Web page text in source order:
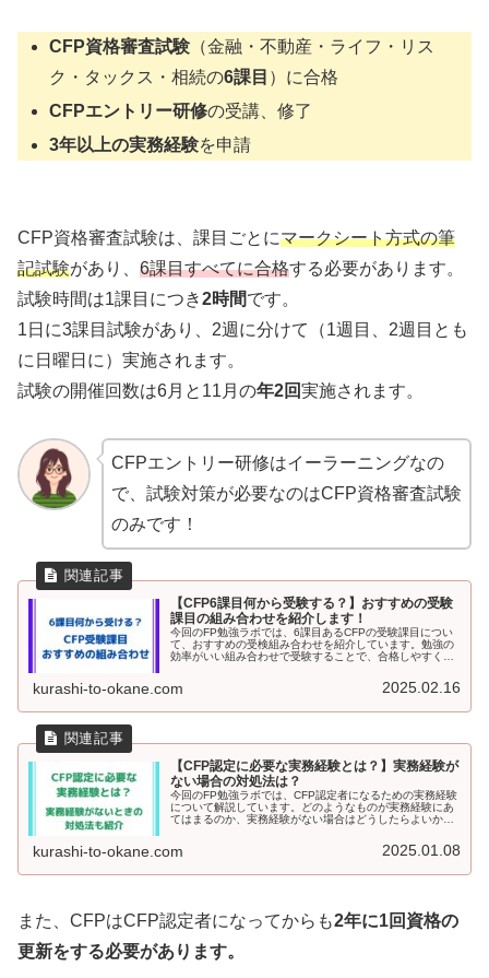
CFP資格審査試験 （金融・不動産・ライフ・リス
ク・タックス・相続の6課目 ）に合格
CFPエントリー研修の受講、修了
3年以上の実務経験を申請
CFP資格審査試験は、課目ごとにマークシート方式の筆
記試験があり、 6課目すべてに合格する必要があります。
試験時間は1課目につき2時間です。
1日に3課目試験があり、2週に分けて（1週目、2週目とも
に日曜日に）実施されます。
試験の開催回数は6月と11月の年2回実施されます。
CFPエントリー研修はイーラーニングなの
で、試験対策が必要なのはCFP資格審査試験
のみです！
【CFP6課目何から受験する？】おすすめの受験
課目の組み合わせを紹介します！
今回のFP勉強ラボでは、6課目あるCFPの受験課目につい
て、おすすめの受検組み合わせを紹介しています。勉強の
効率がいい組み合わせで受験することで、合格しやすくな
kurashi-to-okane.com 2025.02.16
【CFP認定に必要な実務経験とは？】実務経験が
ない場合の対処法は？
今回のFP勉強ラボでは、CFP認定者になるための実務経験
について解説しています。どのようなものが実務経験にあ
てはまるのか、実務経験がない場合はどうしたらよいかも
kurashi-to-okane.com 2025.01.08
また、CFPはCFP認定者になってからも2年に1回資格の
更新をする必要があります。